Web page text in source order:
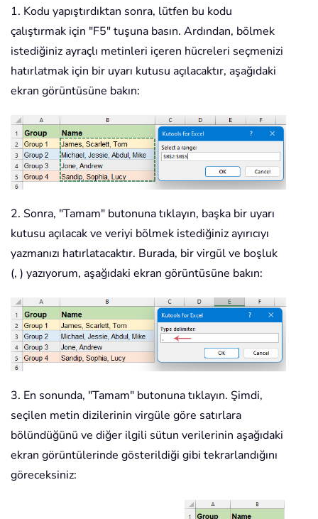
            xRg
.Offset(1,
            xRg
Worksheet .Cells
Next
        xRg
.EntireRow.Delete
Next
    Application
.ScreenUpdating =
End Sub
1. Kodu yapıştırdıktan sonra, lütfen bu kodu
çalıştırmak için "F5" tuşuna basın. Ardından, bölmek
istediğiniz ayraçlı metinleri içeren hücreleri seçmenizi
hatırlatmak için bir uyarı kutusu açılacaktır, aşağıdaki
ekran görüntüsüne bakın:
2. Sonra, "Tamam" butonuna tıklayın, başka bir uyarı
kutusu açılacak ve veriyi bölmek istediğiniz ayırıcıyı
yazmanızı hatırlatacaktır. Burada, bir virgül ve boşluk
(, ) yazıyorum, aşağıdaki ekran görüntüsüne bakın:
3. En sonunda, "Tamam" butonuna tıklayın. Şimdi,
seçilen metin dizilerinin virgüle göre satırlara
bölündüğünü ve diğer ilgili sütun verilerinin aşağıdaki
ekran görüntülerinde gösterildiği gibi tekrarlandığını
göreceksiniz: